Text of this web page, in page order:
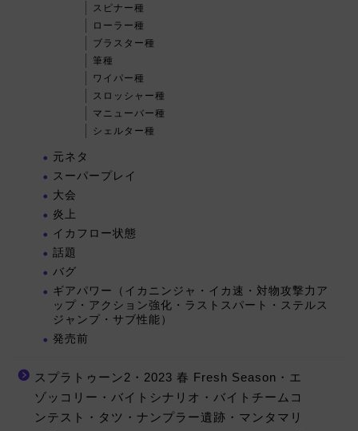
スピナー種
ローラー種
ブラスター種
筆種
ワイパー種
スロッシャー種
マニューバー種
シェルター種
元ネタ
スーパープレイ
大会
炎上
イカフロー状態
話題
バグ
ギアパワー（イカニンジャ・イカ速・対物攻撃力ア
ップ・アクション強化・ラストスパート・ステルス
ジャンプ・サブ性能）
発売前
スプラトゥーン2・2023 春 Fresh Season・エ
ゾッコリー・バイトシナリオ・バイトチームコ
ンテスト・タツ・ナンプラー遺跡・マンタマリ